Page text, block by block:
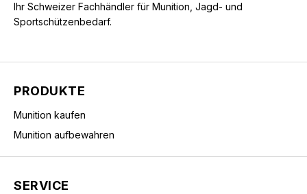
Ihr Schweizer Fachhändler für Munition, Jagd- und
Sportschützenbedarf.
PRODUKTE
Munition kaufen
Munition aufbewahren
SERVICE